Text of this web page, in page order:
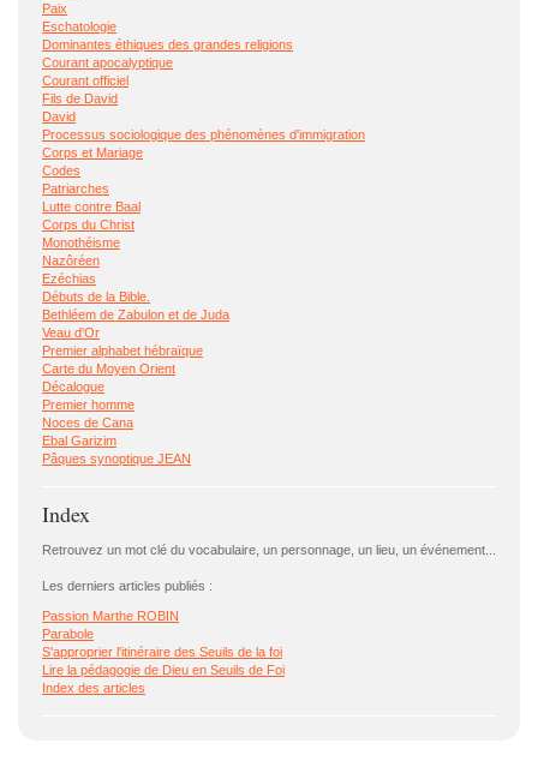
Paix
Eschatologie
Dominantes éthiques des grandes religions
Courant apocalyptique
Courant officiel
Fils de David
David
Processus sociologique des phénomènes d'immigration
Corps et Mariage
Codes
Patriarches
Lutte contre Baal
Corps du Christ
Monothéisme
Nazôréen
Ezéchias
Débuts de la Bible.
Bethléem de Zabulon et de Juda
Veau d'Or
Premier alphabet hébraïque
Carte du Moyen Orient
Décalogue
Premier homme
Noces de Cana
Ebal Garizim
Pâques synoptique JEAN
Index
Retrouvez un mot clé du vocabulaire, un personnage, un lieu, un événement...
Les derniers articles publiés :
Passion Marthe ROBIN
Parabole
S'approprier l'itinéraire des Seuils de la foi
Lire la pédagogie de Dieu en Seuils de Foi
Index des articles